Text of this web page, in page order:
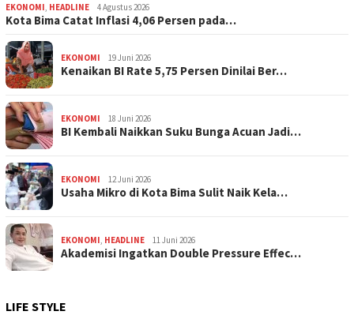
EKONOMI, HEADLINE 4 Agustus 2026
Kota Bima Catat Inflasi 4,06 Persen pada…
EKONOMI 19 Juni 2026
Kenaikan BI Rate 5,75 Persen Dinilai Ber…
EKONOMI 18 Juni 2026
BI Kembali Naikkan Suku Bunga Acuan Jadi…
EKONOMI 12 Juni 2026
Usaha Mikro di Kota Bima Sulit Naik Kela…
EKONOMI, HEADLINE 11 Juni 2026
Akademisi Ingatkan Double Pressure Effec…
LIFE STYLE